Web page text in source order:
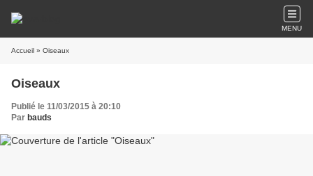
MENU
Accueil » Oiseaux
Oiseaux
Publié le 11/03/2015 à 20:10
Par bauds